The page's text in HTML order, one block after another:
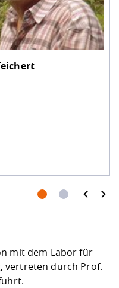
prev next
mit dem Labor für
, vertreten durch Prof.